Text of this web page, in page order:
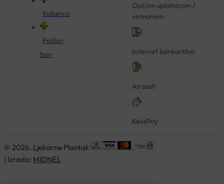
Košarica
Poklon
bon
Općom uplatnicom /
virmanom
Internet bankarstvo
Aircash
KeksPay
© 2026. Ljekarne Plantak
| Izrada: MIDNEL